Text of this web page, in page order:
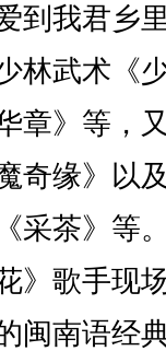
到我君乡
林武术《
章》等，
奇缘》以
采茶》等
》歌手现
闽南语经